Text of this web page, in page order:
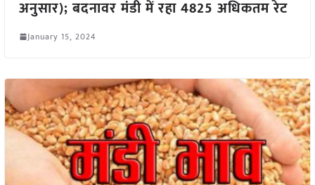
अनुसार); बदनावर मंडी में रहा 4825 अधिकतम रेट
January 15, 2024